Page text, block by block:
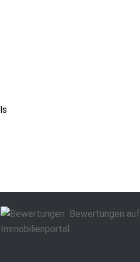
Bewertungen auf
Immobilienportal